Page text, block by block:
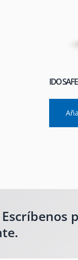
IDO